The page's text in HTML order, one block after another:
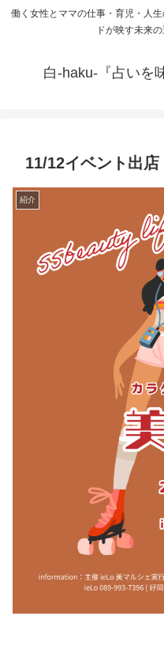
働く女性とママの仕事・育児・人
ドが映す未来
白-haku-『占いを
11/12イベント出店
紹介